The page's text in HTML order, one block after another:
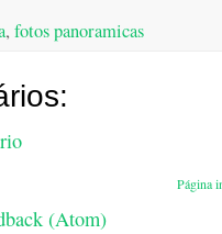
, fotos panoramicas
Página
(Atom)